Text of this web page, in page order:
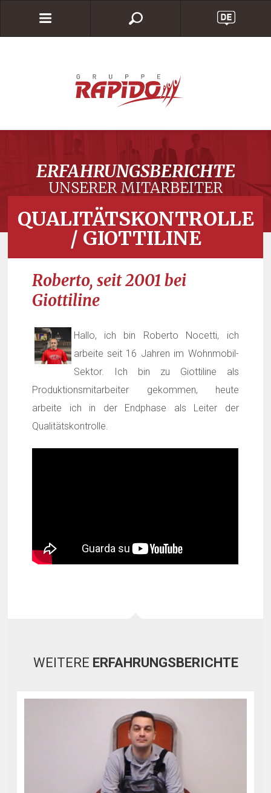
ERFAHRUNGSBERICHTE
UNSERER MITARBEITER
QUALITÄTSKONTROLLE
/ GIOTTILINE
Roberto, seit 2001 bei
Giottiline
Hallo, ich bin Roberto Nocetti, ich
arbeite seit 16 Jahren im Wohnmobil-
Sektor. Ich bin zu Giottiline als
Produktionsmitarbeiter gekommen, heute
arbeite ich in der Endphase als Leiter der
Qualitätskontrolle.
WEITERE ERFAHRUNGSBERICHTE